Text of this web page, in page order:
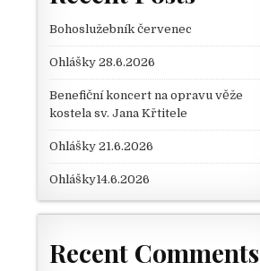
Bohoslužebník červenec
Ohlášky 28.6.2026
Benefiční koncert na opravu věže
kostela sv. Jana Křtitele
Ohlášky 21.6.2026
Ohlášky14.6.2026
Recent Comments